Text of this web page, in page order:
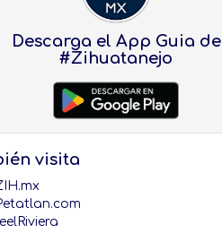
Descarga el App Guia de
#Zihuatanejo
visita